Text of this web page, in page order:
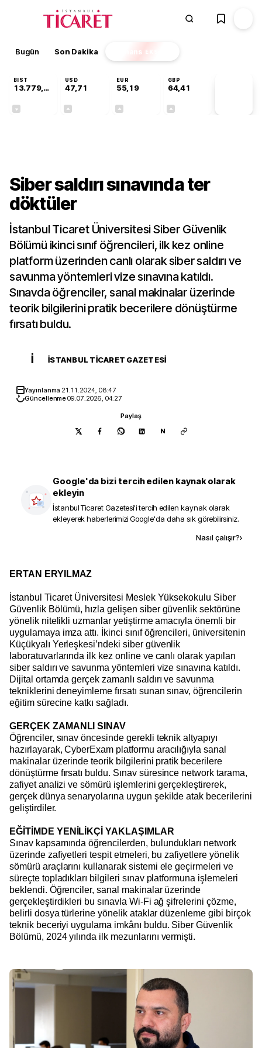
Bugün Son Dakika Finans EKSTRA
BIST
13.779,39
USD
47,71
EUR
55,19
GBP
64,41
Siber saldırı sınavında ter
döktüler
İstanbul Ticaret Üniversitesi Siber Güvenlik
Bölümü ikinci sınıf öğrencileri, ilk kez online
platform üzerinden canlı olarak siber saldırı ve
savunma yöntemleri vize sınavına katıldı.
Sınavda öğrenciler, sanal makinalar üzerinde
teorik bilgilerini pratik becerilere dönüştürme
fırsatı buldu.
İ İSTANBUL TICARET GAZETESI
Yayınlanma 21.11.2024, 08:47
Güncellenme09.07.2026, 04:27
Paylaş
N
Google'da bizi tercih edilen kaynak olarak
ekleyin
İstanbul Ticaret Gazetesi'i tercih edilen kaynak olarak
ekleyerek haberlerimizi Google'da daha sık görebilirsiniz.
Nasıl çalışır?›
ERTAN ERYILMAZ
İstanbul Ticaret Üniversitesi Meslek Yüksekokulu Siber
Güvenlik Bölümü, hızla gelişen siber güvenlik sektörüne
yönelik nitelikli uzmanlar yetiştirme amacıyla önemli bir
uygulamaya imza attı. İkinci sınıf öğrencileri, üniversitenin
Küçükyalı Yerleşkesi’ndeki siber güvenlik
laboratuvarlarında ilk kez online ve canlı olarak yapılan
siber saldırı ve savunma yöntemleri vize sınavına katıldı.
Dijital ortamda gerçek zamanlı saldırı ve savunma
tekniklerini deneyimleme fırsatı sunan sınav, öğrencilerin
eğitim sürecine katkı sağladı.
GERÇEK ZAMANLI SINAV
Öğrenciler, sınav öncesinde gerekli teknik altyapıyı
hazırlayarak, CyberExam platformu aracılığıyla sanal
makinalar üzerinde teorik bilgilerini pratik becerilere
dönüştürme fırsatı buldu. Sınav süresince network tarama,
zafiyet analizi ve sömürü işlemlerini gerçekleştirerek,
gerçek dünya senaryolarına uygun şekilde atak becerilerini
geliştirdiler.
EĞİTİMDE YENİLİKÇİ YAKLAŞIMLAR
Sınav kapsamında öğrencilerden, bulundukları network
üzerinde zafiyetleri tespit etmeleri, bu zafiyetlere yönelik
sömürü araçlarını kullanarak sistemi ele geçirmeleri ve
süreçte topladıkları bilgileri sınav platformuna işlemeleri
beklendi. Öğrenciler, sanal makinalar üzerinde
gerçekleştirdikleri bu sınavla Wi-Fi ağ şifrelerini çözme,
belirli dosya türlerine yönelik ataklar düzenleme gibi birçok
teknik beceriyi uygulama imkânı buldu. Siber Güvenlik
Bölümü, 2024 yılında ilk mezunlarını vermişti.